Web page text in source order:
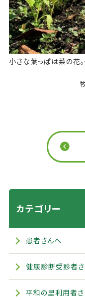
小さな葉っぱは菜の花
カテゴリー
患者さんへ
健康診断受診者
平和の里利用者